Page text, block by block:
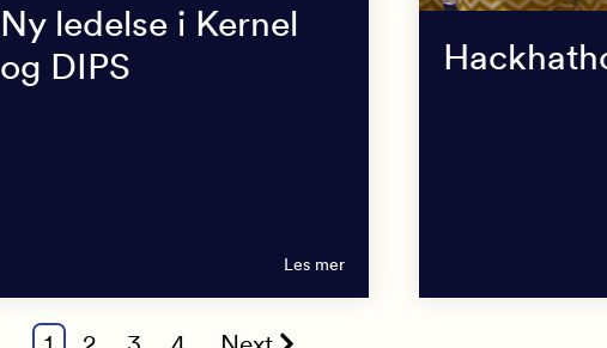
Ny ledelse i Kernel
og DIPS
Les mer